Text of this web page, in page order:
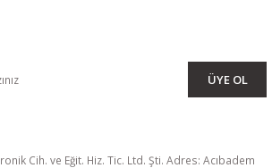
ÜYE OL
Cih. ve Eğit. Hiz. Tic. Ltd. Şti. Adres: Acıbadem